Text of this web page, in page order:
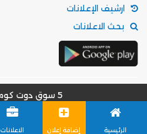
ارشيف الإعلانات
بحث الاعلانات
5 سوق دوت كوم © 2026
مؤسسة موقع 5 سوق للتسويق الالكتروني
الاعلانات إضافة إعلان الرئيسية